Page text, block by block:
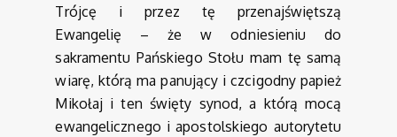
Trójcę i przez tę przenajświętszą
Ewangelię – że w odniesieniu do
sakramentu Pańskiego Stołu mam tę samą
wiarę, którą ma panujący i czcigodny papież
Mikołaj i ten święty synod, a którą mocą
ewangelicznego i apostolskiego autorytetu